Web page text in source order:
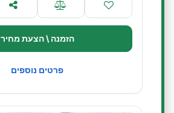
הזמנה \ הצעת מחיר
פרטים נוספים